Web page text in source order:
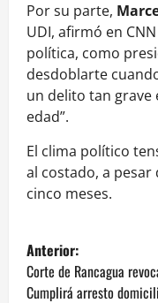
Por su parte,
UDI, afirmó en
política, como
desdoblarte
un delito tan grave
edad”.
El clima político
al costado, a
cinco meses.
N
a
Anterior:
Corte de Rancagua
Cumplirá arresto